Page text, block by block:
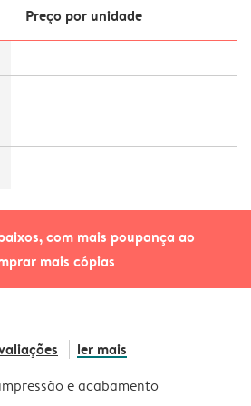
com mais poupança ao
mais cópias
Preço por unidade
ler mais
e acabamento